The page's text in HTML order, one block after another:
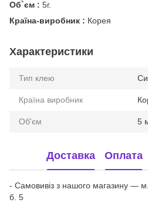
Об`єм : 5г.
Країна-виробник : Корея
Характеристики
Тип клею
Країна виробник
Об'єм 5
Доставка Оплата
- Самовивіз з нашого магазину —
б. 5